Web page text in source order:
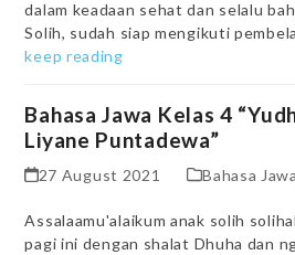
dalam keadaan sehat dan selalu
Solih, sudah siap mengikuti
keep reading
Bahasa Jawa Kelas 4
Liyane Puntadewa”
27 August 2021 Bahasa Jawa
Assalaamu'alaikum anak solih
pagi ini dengan shalat Dhuha dan